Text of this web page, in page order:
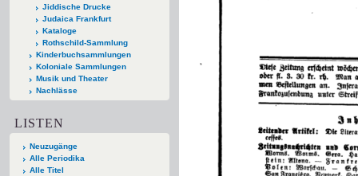
Jiddische Drucke
Judaica Frankfurt
Kataloge
Rothschild-Sammlung
Kinderbuchsammlungen
Koloniale Sammlungen
Musik und Theater
Nachlässe
LISTEN
Neuzugänge
Alle Periodika
Alle Titel